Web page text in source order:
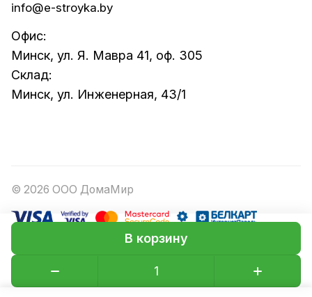
В корзину
info@e-stroyka.by
Офис:
Минск, ул. Я. Мавра 41, оф. 305
Склад:
Минск, ул. Инженерная, 43/1
© 2026 ООО ДомаМир
Конфиденциальность Оферта